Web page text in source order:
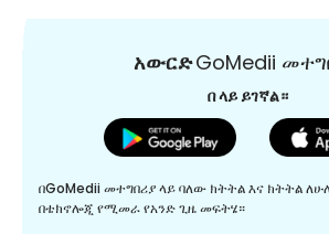
አውርድGoMedii
በ ላይ ይገኛል።
በGoMedii መተግበሪያ ላይ ባለው ክትትል እና ክትትል
በቴክኖሎጂ የሚመራ የአንድ ጊዜ መፍትሄ።